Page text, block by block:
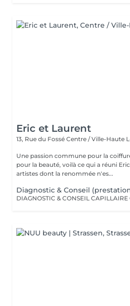
Eric et Laurent
13, Rue du Fossé Centre / Ville-Haute
Une passion commune pour la
pour la beauté, voilà ce qui a réuni
artistes dont la renommée n'es...
Diagnostic & Conseil